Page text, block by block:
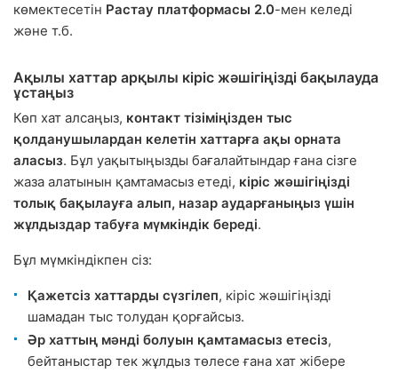
көмектесетін Растау платформасы 2.0-мен келеді
және т.б.
Ақылы хаттар арқылы кіріс жәшігіңізді бақылауда
ұстаңыз
Көп хат алсаңыз, контакт тізіміңізден тыс
қолданушылардан келетін хаттарға ақы орната
аласыз. Бұл уақытыңызды бағалайтындар ғана сізге
жаза алатынын қамтамасыз етеді, кіріс жәшігіңізді
толық бақылауға алып, назар аударғаныңыз үшін
жұлдыздар табуға мүмкіндік береді.
Бұл мүмкіндікпен сіз:
Қажетсіз хаттарды сүзгілеп, кіріс жәшігіңізді
шамадан тыс толудан қорғайсыз.
Әр хаттың мәнді болуын қамтамасыз етесіз,
бейтаныстар тек жұлдыз төлесе ғана хат жібере